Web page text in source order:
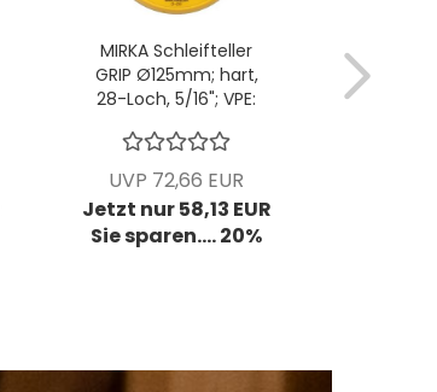
MIRKA Schleifteller
GRIP Ø125mm; hart,
28-Loch, 5/16"; VPE:
UVP 72,66 EUR
Jetzt nur 58,13 EUR
Sie sparen.... 20%